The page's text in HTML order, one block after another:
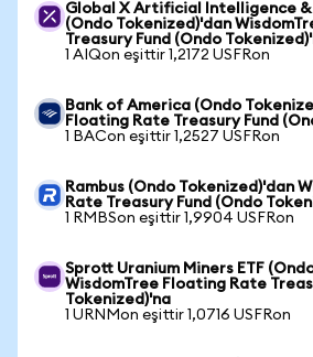
Global X Artificial Intelligence &
(Ondo Tokenized)'dan
Treasury Fund (Ondo
1 AIQon eşittir 1,2172 USFRon
Bank of America (Ondo
Floating Rate Treasury Fund
1 BACon eşittir 1,2527 USFRon
Rambus (Ondo Tokenized)'dan
Rate Treasury Fund (Ondo
1 RMBSon eşittir 1,9904 USFRon
Sprott Uranium Miners ETF
WisdomTree Floating Rate
Tokenized)'na
1 URNMon eşittir 1,0716 USFRon